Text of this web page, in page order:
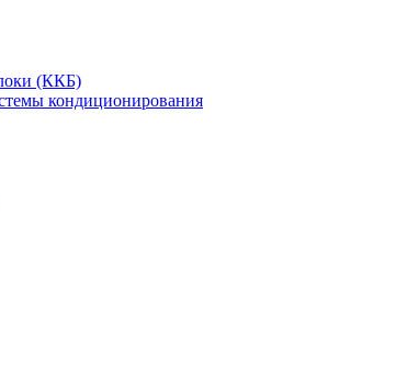
(ККБ)
кондиционирования